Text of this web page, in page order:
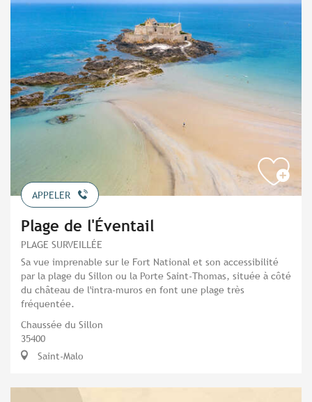
APPELER
Plage de l'Éventail
PLAGE SURVEILLÉE
Sa vue imprenable sur le Fort National et son accessibilité
par la plage du Sillon ou la Porte Saint-Thomas, située à côté
du château de l'intra-muros en font une plage très
fréquentée.
Chaussée du Sillon
35400
Saint-Malo